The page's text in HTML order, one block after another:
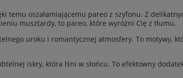
temu oszałamiającemu pareo z szyfonu. Z
musztardy, to pareo, które wyróżni Cię z tłumu.
uroku i romantycznej atmosfery. To motywy,
iskry, która lśni w słońcu. To efektowny